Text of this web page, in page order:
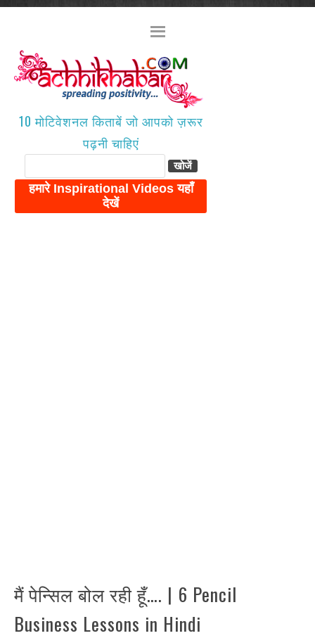
10 मोटिवेशनल किताबें जो आपको ज़रूर
पढ़नी चाहिएं
मैं पेन्सिल बोल रही हूँ…. | 6 Pencil
Business Lessons in Hindi